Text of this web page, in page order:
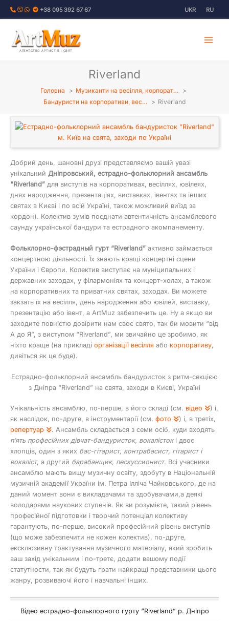
Перейти
+38 095 392 67 67 UKR RU
АГЕНТСТВО АРТИСТІВ І СВЯТ
Riverland
Головна
Музиканти на весілля, корпорат…
Бандуристи на корпоративи, вес…
Riverland
Добрий день, шановні друзі представляємо вашій увазі
унікальний Дніпровський, естрадно-фольклорний ансамбль
“Riverland” для виступів на корпоративах, весіллях, ювілеях,
днях народження, презентаціях, виставках, івентах та інших
святах в Києві і по всій Україні, також можливий виїзд за
кордон). Колектив зумів поєднати автентичність ансамблевого
саунду української бандури та естрадного акомпанементу.
Фольклорно-фэстрадный гурт “Riverland” активно займається
концертною діяльності. Їх знають кращі концертні сцени
України і Європи. Колектив виступає на муніципальних і
державних заходах, у філармоніях та концерт-холах, а також
на корпоративних та приватних святах, заходах. Ви можете
закзать їх на весілля, день народження або ювілей, виставку,
презентацію або івент, а ArtMuz забезпечить це. Ну а якщо ви
заходите повністю довірити нам своє свято, так би мовити “від
А до Я”, з виступом “Riverland”, ми звичайно це зробимо, як
ніхто краще (на прикладі організації весілля або корпоративу,
дивіться як це буде).
Естрадно-фольклорний ансамбль бандуристок з ритм-секцією
з Дніпра “Riverland” на свята, заходи в Києві, Україні
Унікальність ансамблю, по-перше, в його складі (см. відео
) і,
як наслідок, по-друге, в інструментарії (см. фото
) і, в третіх,
репертуар
. Ансамбль складається з семи осіб, куди входять
п’ять професійних дівчат-бандуристок, вокалістокі двоє
хлопців, один з яких бас-гітарист, контрабасист, гітарист і
вокаліст, а другий барабанщик, пескуссионист. Всі учасники
ансамблю мають вищу музичну освіту, здобуту в Національній
музичній академії України ім. Петра Ілліча Чайковського, де на
даний момент вони є викладачами та здобувачами,а деякі
володарями наукових ступенів. Як ви розумієте, такий рівень
професійної підготовки і творчий потенціал колективу
гарантують, по-перше, високий професійний рівень виступів
(що може забезпечити не кожен колектив), по-друге,
ексклюзивну трактування музичного матеріалу, який зробить
ваш захід унікальним і по-третє, додати вашому події
статутности, так як будуть грати найкращі представники цього
жанру, розвиваючі його і навчальні інших.
Відео естрадно-фольклорного гурту “Riverland” р. Дніпро